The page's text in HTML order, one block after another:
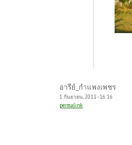
อารีย์_กำแพงเพชร
1 กันยายน, 2011 - 16:16
permalink